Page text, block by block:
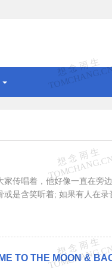
传唱着，他好像一直在旁
是含笑听着; 如果有人在
TO THE MOON &